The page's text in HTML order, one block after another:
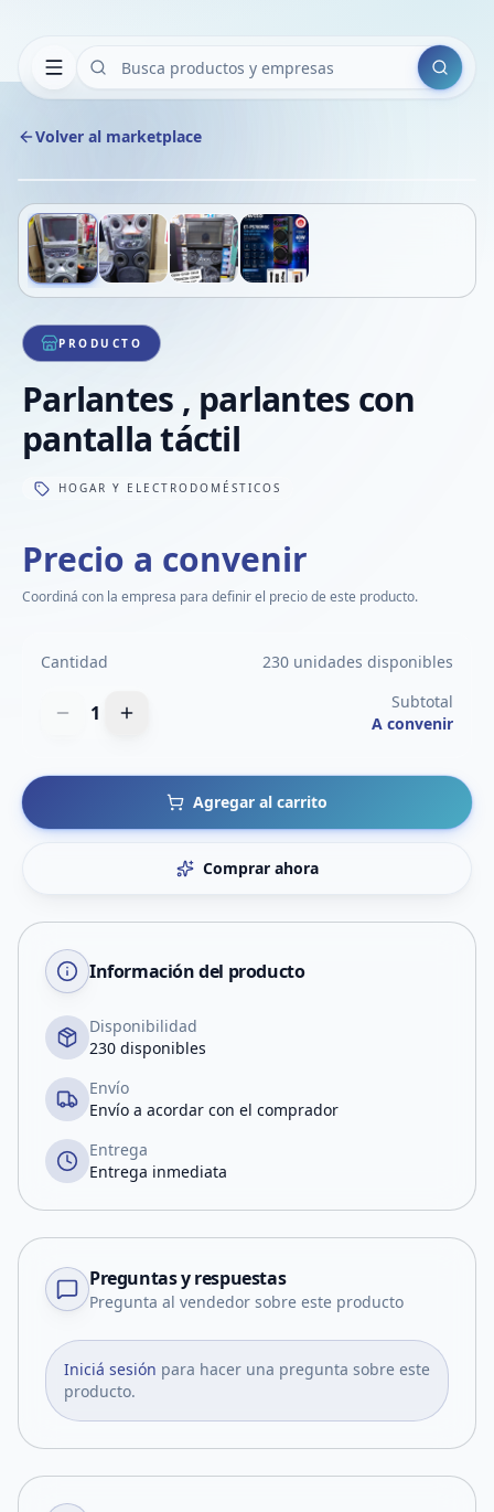
Buscar
Volver al marketplace
1/4
PRODUCTO
Parlantes , parlantes con
pantalla táctil
HOGAR Y ELECTRODOMÉSTICOS
Precio a convenir
Coordiná con la empresa para definir el precio de este producto.
Cantidad 230 unidades disponibles
1
Subtotal
A convenir
Agregar al carrito
Comprar ahora
Información del producto
Disponibilidad
230 disponibles
Envío
Envío a acordar con el comprador
Entrega
Entrega inmediata
Preguntas y respuestas
Pregunta al vendedor sobre este producto
Iniciá sesión para hacer una pregunta sobre este
producto.